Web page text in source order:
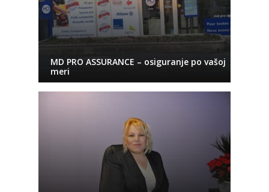
MD PRO ASSURANCE – osiguranje po vašoj
meri